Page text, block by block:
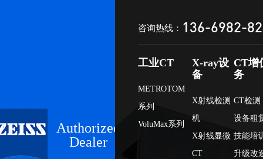
Authorized
Dealer
咨询热线： 136-6982-
工业CT
METROTOM
系列
VoluMax系列
X-ray设
备
X射线检测
机
X射线显微
CT
CT增
务
CT检测
设备租
技能培
升级改